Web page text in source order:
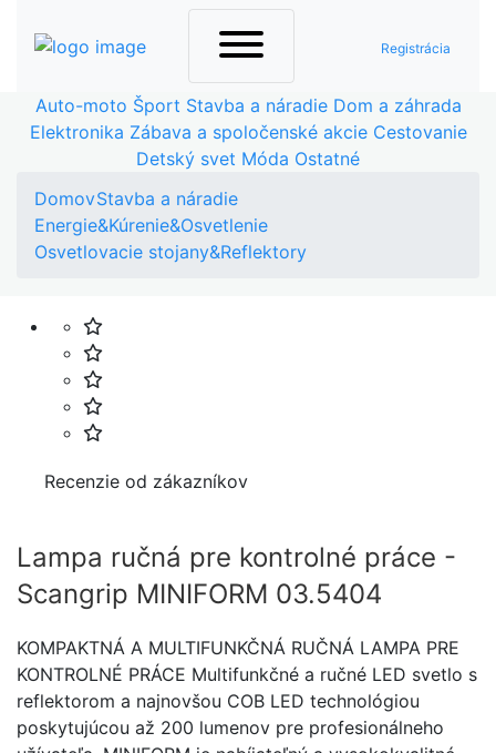
Registrácia
Auto-moto Šport Stavba a náradie Dom a záhrada
Elektronika Zábava a spoločenské akcie Cestovanie
Detský svet Móda Ostatné
DomovStavba a náradie
Energie&Kúrenie&Osvetlenie
Osvetlovacie stojany&Reflektory
Recenzie od zákazníkov
Lampa ručná pre kontrolné práce -
Scangrip MINIFORM 03.5404
KOMPAKTNÁ A MULTIFUNKČNÁ RUČNÁ LAMPA PRE
KONTROLNÉ PRÁCE Multifunkčné a ručné LED svetlo s
reflektorom a najnovšou COB LED technológiou
poskytujúcou až 200 lumenov pre profesionálneho